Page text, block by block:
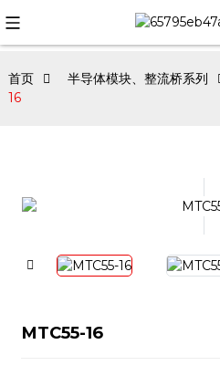
首页 半导体模块、整流桥系列
16
MTC55-16